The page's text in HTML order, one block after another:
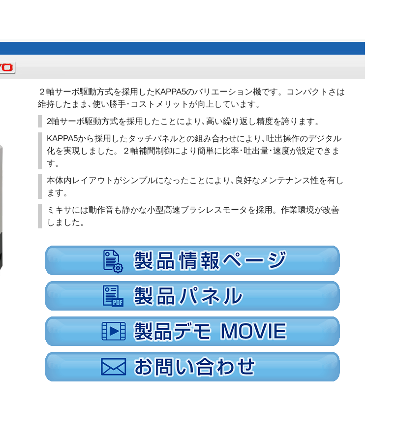
２軸サーボ駆動方式を採用したKAPPA5のバリエーション機です。コンパクトさは
維持したまま､使い勝手･コストメリットが向上しています。
2軸サーボ駆動方式を採用したことにより､高い繰り返し精度を誇ります。
KAPPA5から採用したタッチパネルとの組み合わせにより､吐出操作のデジタル
化を実現しました。２軸補間制御により簡単に比率･吐出量･速度が設定できま
す。
本体内レイアウトがシンプルになったことにより､良好なメンテナンス性を有し
ます。
ミキサには動作音も静かな小型高速ブラシレスモータを採用。作業環境が改善
しました。